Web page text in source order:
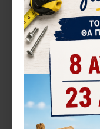
Βαθμολογία
CAPTCHA
Εισάγετε τον κωδικό
στο παρακάτω πεδίο